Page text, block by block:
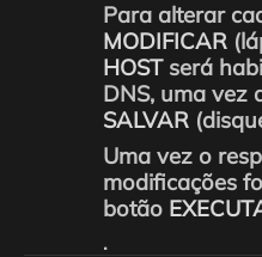
Para alterar
MODIFICAR
HOSTserá
DNS, uma vez
SALVAR
Uma vez o
modificações
botão
.